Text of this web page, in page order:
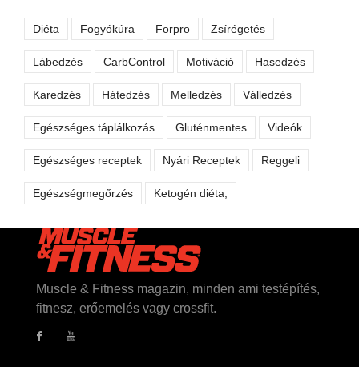
Diéta Fogyókúra Forpro Zsírégetés
Lábedzés CarbControl Motiváció Hasedzés
Karedzés Hátedzés Melledzés Válledzés
Egészséges táplálkozás Gluténmentes Videók
Egészséges receptek Nyári Receptek Reggeli
Egészségmegőrzés Ketogén diéta,
Muscle & Fitness magazin, minden ami testépítés,
fitnesz, erőemelés vagy crossfit.